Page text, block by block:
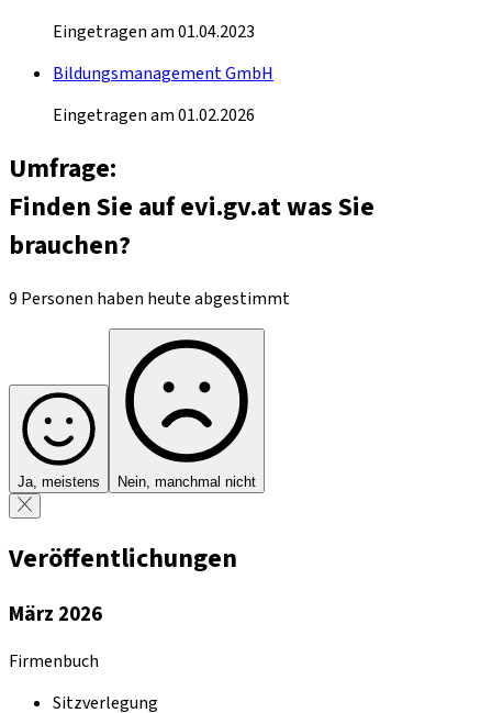
Eingetragen am 01.04.2023
Bildungsmanagement GmbH
Eingetragen am 01.02.2026
Umfrage:
Finden Sie auf evi.gv.at was Sie
brauchen?
9 Personen haben heute abgestimmt
Ja, meistens Nein, manchmal nicht
Veröffentlichungen
März 2026
Firmenbuch
Sitzverlegung